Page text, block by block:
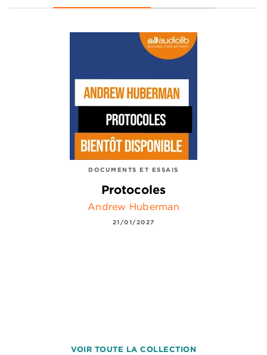
DOCUMENTS ET ESSAIS
Protocoles
Andrew Huberman
21/01/2027
VOIR TOUTE LA COLLECTION